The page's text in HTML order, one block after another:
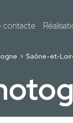
contacte
Saône-et-